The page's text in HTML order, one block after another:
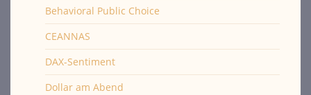
Behavioral Public Choice
CEANNAS
DAX-Sentiment
Dollar am Abend